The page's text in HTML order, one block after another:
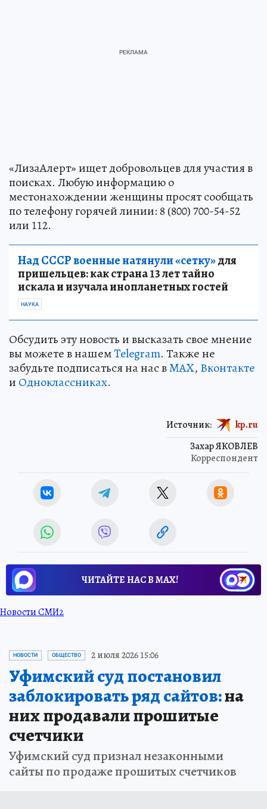
«ЛизаАлерт» ищет добровольцев для участия в
поисках. Любую информацию о
местонахождении женщины просят сообщать
по телефону горячей линии: 8 (800) 700-54-52
или 112.
Над СССР военные натянули «сетку»для
пришельцев: как страна 13 лет тайно
искала и изучала инопланетных гостей
НАУКА
Обсудить эту новость и высказать свое мнение
вы можете в нашемTelegram. Также не
забудьте подписаться на нас вMAX, Вконтакте
и Одноклассниках.
Захар ЯКОВЛЕВ
Корреспондент
Источник: kp.ru
ЧИТАЙТЕ НАС В МАХ!
Новости СМИ2
НОВОСТИ ОБЩЕСТВО 2 июля 2026 15:06
Уфимский суд постановил
заблокировать ряд сайтов:на
них продавали прошитые
счетчики
Уфимский суд признал незаконными
сайты по продаже прошитых счетчиков